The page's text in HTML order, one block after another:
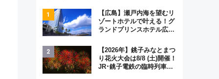
【広島】瀬戸内海を望むリ
ゾートホテルで叶える！グ
ランドプリンスホテル広島
ジュアルパーティープラン
【2026年】銚子みなとまつ
り花火大会は8/8 (土)開催！
JR･銚子電鉄の臨時列車や